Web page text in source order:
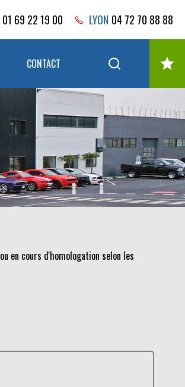
01 69 22 19 00 LYON 04 72 70 88 88
CONTACT
ou en cours d'homologation selon les